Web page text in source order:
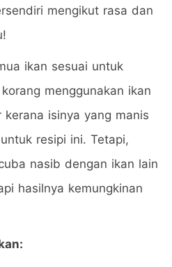
mengikut rasa dan
ikan sesuai untuk
menggunakan ikan
isinya yang manis
resipi ini. Tetapi,
nasib dengan ikan lain
hasilnya kemungkinan